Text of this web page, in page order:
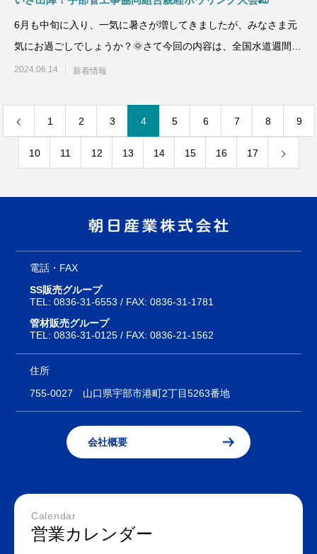
6月も中旬に入り、一気に暑さが増してきましたが、みなさま元
気にお過ごしでしょうか？🌞さて今回の内容は、全国水道週間に
あたり毎年の行事でも
2024.06.14 新着情報
1 2 3 4 5 6 7 8 9
10 11 12 13 14 15 16 17
電話・FAX
SS販売グループ
TEL:0836-31-6553 / FAX: 0836-31-1781
管材販売グループ
TEL:0836-31-0125 / FAX: 0836-21-1562
住所
755-0027 山口県宇部市港町2丁目5263番地
会社概要
Calendar
営業カレンダー